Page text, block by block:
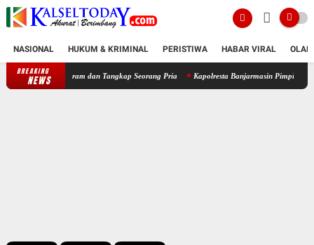
NASIONAL HUKUM & KRIMINAL PERISTIWA HABAR VIRAL
BREAKING
NEWS
Gram dan Tangkap Seorang Pria Kapolresta Banjarmasin Pimpin Operasi Pencarian,